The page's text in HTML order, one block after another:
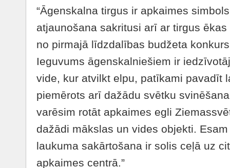
“Āgenskalna tirgus ir apkaimes
atjaunošana sakritusi arī ar tirgus
no pirmajā līdzdalības budžeta
Ieguvums āgenskalniešiem ir
vide, kur atvilkt elpu, patīkami pavadīt
piemērots arī dažādu svētku
varēsim rotāt apkaimes egli
dažādi mākslas un vides objekti.
laukuma sakārtošana ir solis ceļā uz
apkaimes centrā.”